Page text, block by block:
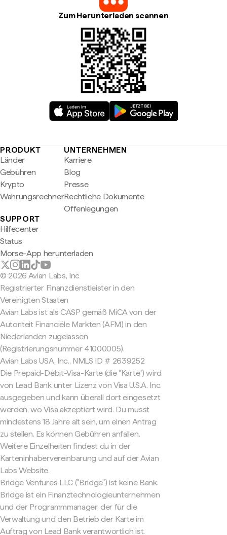
Zum Herunterladen scannen
PRODUKT
Länder
Gebühren
Krypto
Währungsrechner
UNTERNEHMEN
Karriere
Blog
Presse
Rechtliche Dokumente
Offenlegungen
SUPPORT
Hilfecenter
Status
Morse-App herunterladen
© 2026 Avian Labs, Inc
Registrierter Finanzdienstleister in den
Vereinigten Staaten
Avian Labs ist als CASP gemäß MiCA von der
Autoriteit Financiële Markten (AFM) in den
Niederlanden zugelassen
(Registrierungsnummer 41000005).
Avian Labs USA, Inc., NMLS ID # 2639252
Die Prepaid-Debit-Visa-Karte (die "Karte") wird
von Lead Bank unter Lizenz von Visa U.S.A. Inc.
ausgegeben und kann überall dort eingesetzt
werden, wo Visa akzeptiert wird. Du musst
mindestens 18 Jahre alt sein, um einen Antrag
zu stellen. Es können Gebühren anfallen.
Weitere Einzelheiten findest du in der
Karteninhabervereinbarung und auf der Avian
Labs Website.
Bridge Ventures LLC ("Bridge") ist keine Bank.
Bridge ist ein Finanztechnologieunternehmen
und der Programmmanager, der für die
Verwaltung und den Betrieb der Karte im
Auftrag von Lead Bank verantwortlich ist.